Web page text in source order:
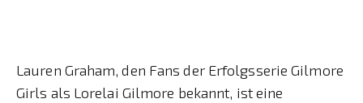
Lauren Graham, den Fans der Erfolgsserie Gilmore
Girls als Lorelai Gilmore bekannt, ist eine